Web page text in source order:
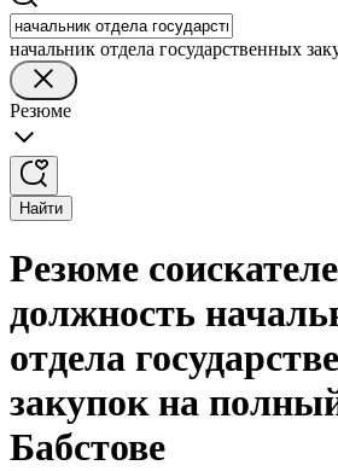
начальник отдела государственных
Резюме
Найти
Резюме
должность
отдела
закупок на
Бабстове